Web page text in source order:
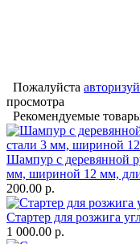
Пожалуйста
просмотра
Рекомендуемые
Шампур с деревянной
мм, шириной 12 мм,
200.00 р.
Стартер для розжига
1 000.00 р.